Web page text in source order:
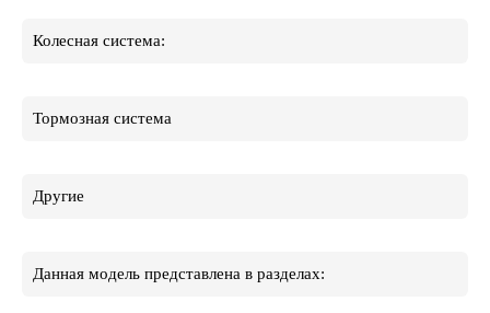
Колесная система:
Тормозная система
Другие
Данная модель представлена в разделах: